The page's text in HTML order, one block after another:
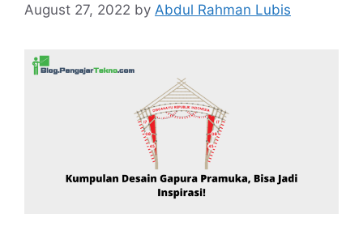
August 27, 2022 by Abdul Rahman Lubis